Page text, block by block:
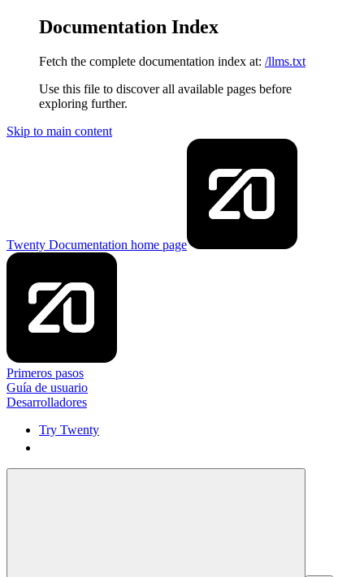
Documentation Index
Fetch the complete documentation index at: /llms.txt
Use this file to discover all available pages before
exploring further.
Skip to main content
Twenty Documentation home page
Primeros pasos
Guía de usuario
Desarrolladores
Try Twenty